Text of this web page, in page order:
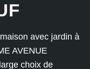
avec jardin à
AVENUE
choix de